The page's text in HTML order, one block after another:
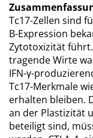
Tc17-Zellen sind
B-Expression
Zytotoxizität
tragende Wirte
IFN-γ-
Tc17-Merkmale
erhalten bleiben.
an der Plastizität
beteiligt sind,